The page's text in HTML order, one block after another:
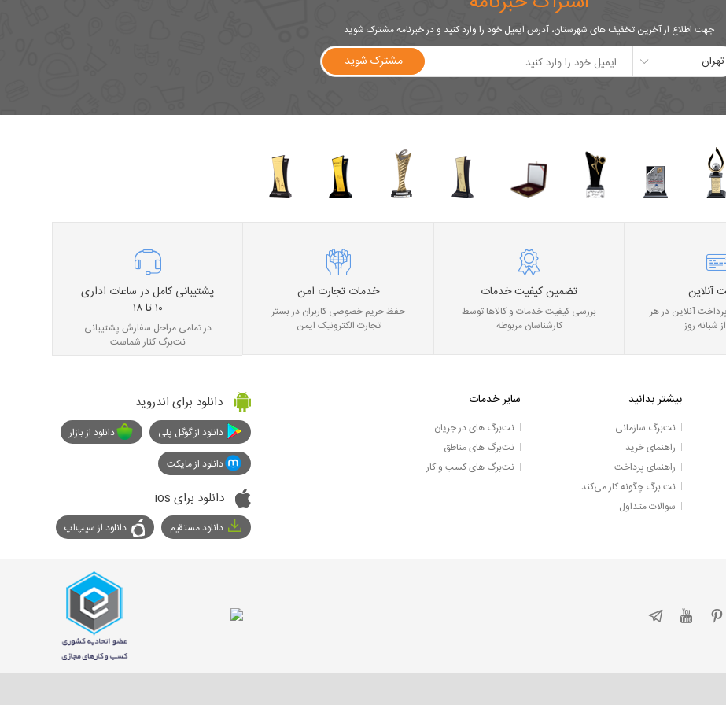
جهت اطلاع از آخرین تخفیف های شهرستان، آدرس ایمیل خود را وارد کنید و در خبرنامه مشترک شوید
تهران مشترک شوید
آنلاین
آنلاین در هر
شبانه روز
تضمین کیفیت خدمات
بررسی کیفیت خدمات و کالاها توسط
کارشناسان مربوطه
خدمات تجارت امن
حفظ حریم خصوصی کاربران در بستر
تجارت الکترونیک ایمن
پشتیبانی کامل در ساعات اداری
۱۰ تا ۱۸
در تمامی مراحل سفارش پشتیبانی
نت‌برگ کنار شماست
دانلود برای اندروید
دانلود از گوگل پلی
دانلود از بازار
دانلود از مایکت
دانلود برای ios
دانلود مستقیم دانلود از سیپ‌اپ
بیشتر بدانید
نت‌برگ سازمانی
راهنمای خرید
راهنمای پرداخت
نت برگ چگونه کار می‌کند
سوالات متداول
سایر خدمات
نت‌برگ های در جریان
نت‌برگ های مناطق
نت‌برگ های کسب و کار